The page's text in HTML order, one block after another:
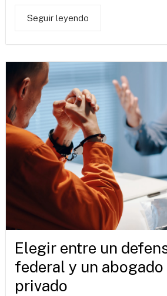
Seguir leyendo
Elegir entre un
federal y un
privado